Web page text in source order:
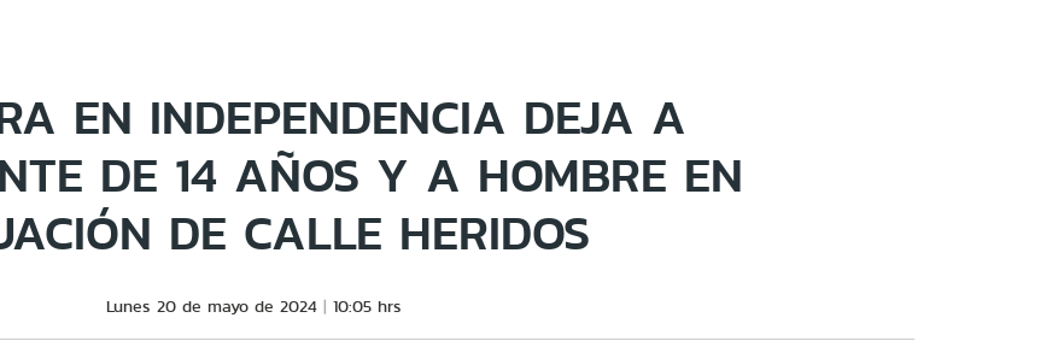
EN INDEPENDENCIA DEJA A
DE 14 AÑOS Y A HOMBRE EN
DE CALLE HERIDOS
Lunes 20 de mayo de 2024 10:05 hrs